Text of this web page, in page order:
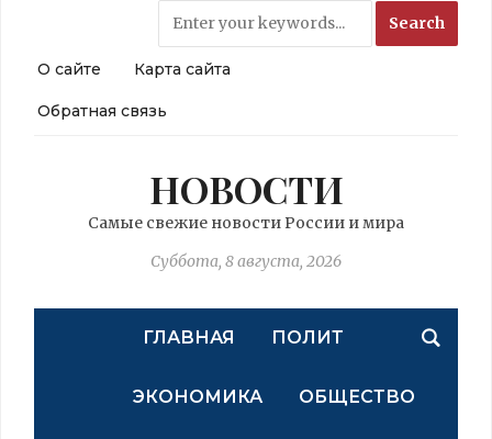
О сайте Карта сайта
Обратная связь
НОВОСТИ
Самые свежие новости России и мира
Суббота, 8 августа, 2026
ГЛАВНАЯ ПОЛИТ
ЭКОНОМИКА ОБЩЕСТВО